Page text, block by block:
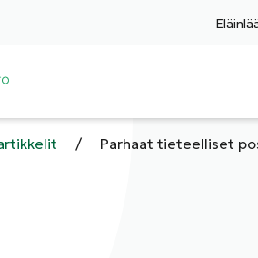
/ Parhaat tieteelliset